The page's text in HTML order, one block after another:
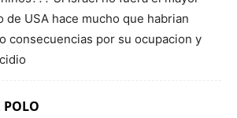
de USA hace mucho que habrian
consecuencias por su ocupacion y
POLO